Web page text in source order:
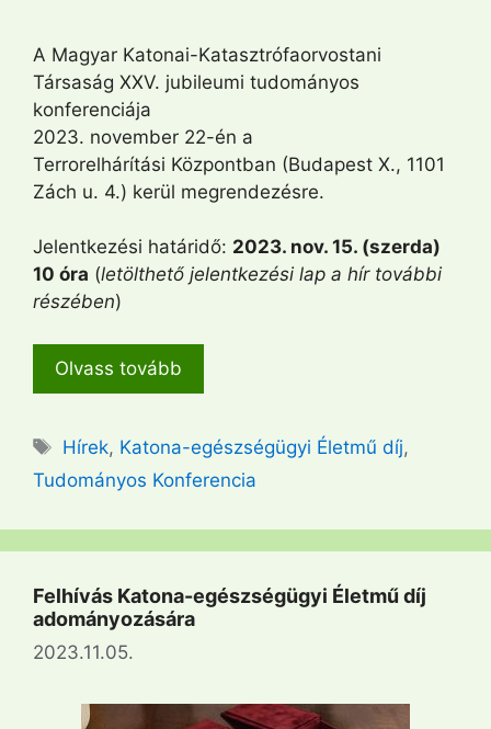
A Magyar Katonai-Katasztrófaorvostani
Társaság XXV. jubileumi tudományos
konferenciája
2023. november 22-én a
Terrorelhárítási Központban (Budapest X., 1101
Zách u. 4.) kerül megrendezésre.
Jelentkezési határidő: 2023. nov. 15. (szerda)
10 óra (letölthető jelentkezési lap a hír további
részében)
Olvass tovább
Címkék
Hírek, Katona-egészségügyi Életmű díj,
Tudományos Konferencia
Felhívás Katona-egészségügyi Életmű díj
adományozására
2023.11.05.